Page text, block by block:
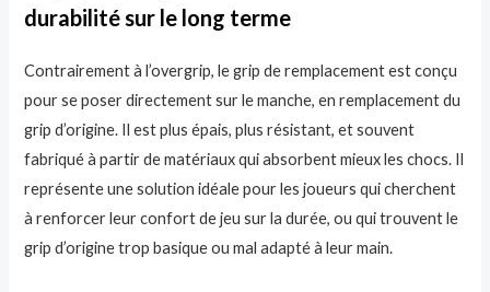
durabilité sur le long terme
Contrairement à l’overgrip, le grip de remplacement est conçu
pour se poser directement sur le manche, en remplacement du
grip d’origine. Il est plus épais, plus résistant, et souvent
fabriqué à partir de matériaux qui absorbent mieux les chocs. Il
représente une solution idéale pour les joueurs qui cherchent
à renforcer leur confort de jeu sur la durée, ou qui trouvent le
grip d’origine trop basique ou mal adapté à leur main.